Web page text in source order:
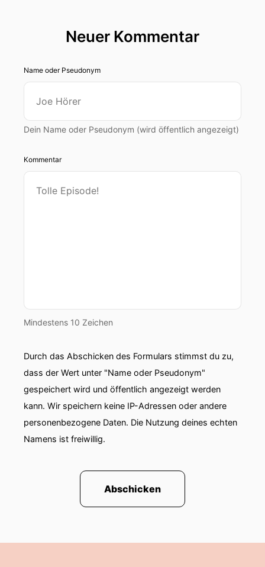
Neuer Kommentar
Name oder Pseudonym
Dein Name oder Pseudonym (wird öffentlich angezeigt)
Kommentar
Mindestens 10 Zeichen
Durch das Abschicken des Formulars stimmst du zu,
dass der Wert unter "Name oder Pseudonym"
gespeichert wird und öffentlich angezeigt werden
kann. Wir speichern keine IP-Adressen oder andere
personenbezogene Daten. Die Nutzung deines echten
Namens ist freiwillig.
Abschicken